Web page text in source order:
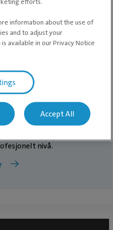
som alltid er i
at våre veterinærer
Evidensia
utdanning på alle
og dyrepleiere
nivå.
information about the use of
and to adjust your
available in our Privacy Notice
Accept All